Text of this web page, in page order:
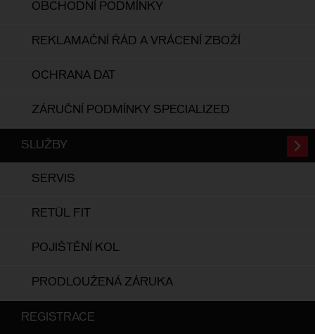
OBCHODNÍ PODMÍNKY
REKLAMAČNÍ ŘÁD A VRÁCENÍ ZBOŽÍ
OCHRANA DAT
ZÁRUČNÍ PODMÍNKY SPECIALIZED
SLUŽBY
SERVIS
RETÜL FIT
POJIŠTĚNÍ KOL
PRODLOUŽENÁ ZÁRUKA
REGISTRACE